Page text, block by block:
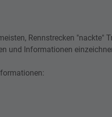
Rennstrecken "nackte"
und Informationen